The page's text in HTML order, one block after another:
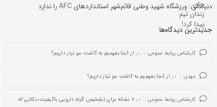
دنیامالی: ورزشگاه شهید وطنی قائم‌شهر استانداردهای AFC را ندارد
جدیدترین دیدگاه‌‌ها
کارشناس روابط عمومی در از کجا بفهمیم به کاشت مو نیاز داریم؟
مهدی در از کجا بفهمیم به کاشت مو نیاز داریم؟
کارشناس روابط عمومی در
۷ نشانه برای تشخیص گیاه دارویی باکیفیت؛ نکاتی که